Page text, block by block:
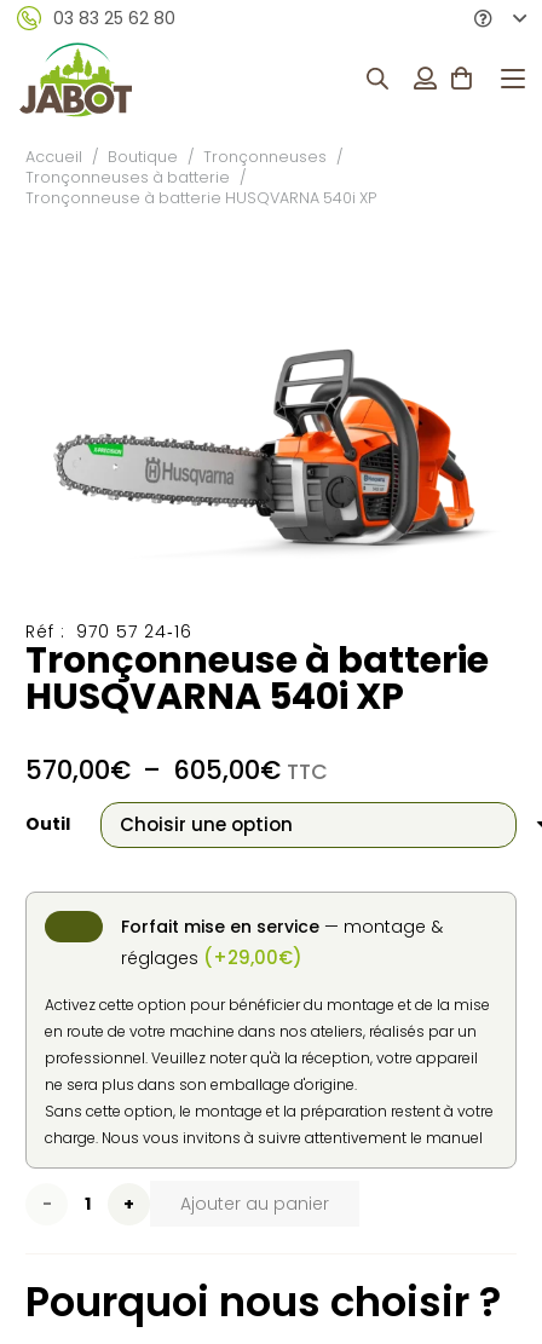
03 83 25 62 80
Accueil / Boutique / Tronçonneuses /
Tronçonneuses à batterie /
Tronçonneuse à batterie HUSQVARNA 540i XP
Réf : 970 57 24‑16
Tronçonneuse à batterie
HUSQVARNA 540i XP
570,00€ – 605,00€Plage
de
prix :
570,00€
605,00€
TTC
Outil
Forfait mise en service — montage &
réglages (+29,00€)
Activez cette option pour bénéficier du montage et de la mise
en route de votre machine dans nos ateliers, réalisés par un
professionnel. Veuillez noter qu'à la réception, votre appareil
ne sera plus dans son emballage d'origine.
Sans cette option, le montage et la préparation restent à votre
charge. Nous vous invitons à suivre attentivement le manuel
d'utilisation fourni par le constructeur pour une mise en
quantité
Tronçonneuse
Ajouter au panier
Pourquoi nous choisir ?